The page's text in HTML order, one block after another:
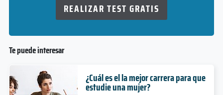
REALIZAR TEST GRATIS
Te puede interesar
¿Cuál es el la mejor carrera para que
estudie una mujer?